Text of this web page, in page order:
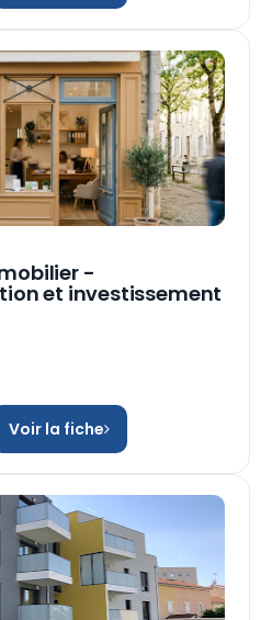
-
et investissement
Voir la fiche